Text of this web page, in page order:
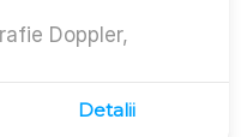
Doppler,
Detalii